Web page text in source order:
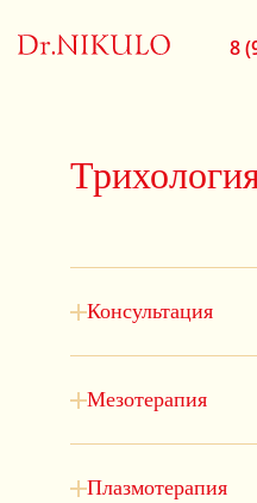
8
Консультация
Мезотерапия
Плазмотерапия